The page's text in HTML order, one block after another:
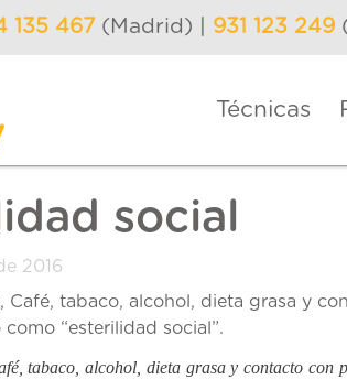
135 467 (Madrid) 931 123 249
Técnicas
social
2016
Café, tabaco, alcohol, dieta grasa y
“esterilidad social”.
tabaco, alcohol, dieta grasa y contacto con